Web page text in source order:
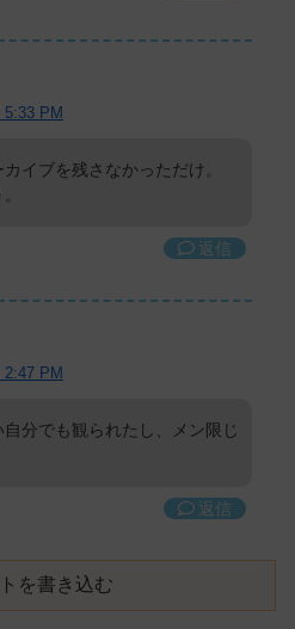
5:33 PM
イブを残さなかっただけ。
返信
2:47 PM
分でも観られたし、メン限じ
返信
を書き込む